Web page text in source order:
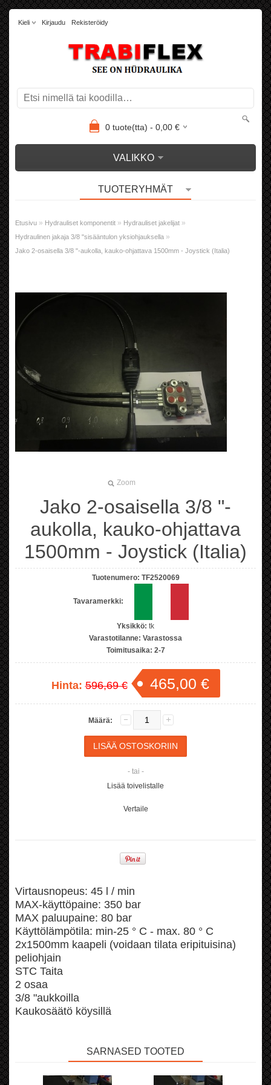
Kieli Kirjaudu Rekisteröidy
0tuote(tta) - 0,00€
VALIKKO
TUOTERYHMÄT
Etusivu » Hydrauliset komponentit » Hydrauliset jakelijat »
Hydraulinen jakaja 3/8 "sisääntulon yksiohjauksella »
Jako 2-osaisella 3/8 "-aukolla, kauko-ohjattava 1500mm - Joystick (Italia)
Zoom
Jako 2-osaisella 3/8 "-
aukolla, kauko-ohjattava
1500mm - Joystick (Italia)
Tuotenumero: TF2520069
Tavaramerkki:
Yksikkö: tk
Varastotilanne: Varastossa
Toimitusaika: 2-7
Hinta:596,69 € 465,00 €
Määrä:
- tai -
Lisää toivelistalle
Vertaile
Virtausnopeus: 45 l / min
MAX-käyttöpaine: 350 bar
MAX paluupaine: 80 bar
Käyttölämpötila: min-25 ° C - max. 80 ° C
2x1500mm kaapeli (voidaan tilata eripituisina)
peliohjain
STC Taita
2 osaa
3/8 "aukkoilla
Kaukosäätö köysillä
SARNASED TOOTED